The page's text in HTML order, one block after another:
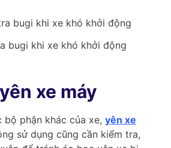
bugi khi xe khó khởi động
xe máy
phận khác của xe, yên xe
sử dụng cũng cần kiểm tra,